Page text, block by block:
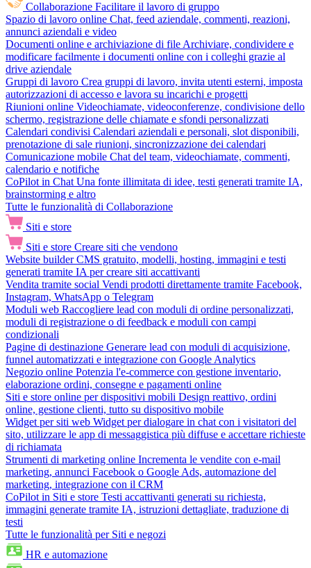
Collaborazione Facilitare il lavoro di gruppo
Spazio di lavoro online Chat, feed aziendale, commenti, reazioni,
annunci aziendali e video
Documenti online e archiviazione di file Archiviare, condividere e
modificare facilmente i documenti online con i colleghi grazie al
drive aziendale
Gruppi di lavoro Crea gruppi di lavoro, invita utenti esterni, imposta
autorizzazioni di accesso e lavora su incarichi e progetti
Riunioni online Videochiamate, videoconferenze, condivisione dello
schermo, registrazione delle chiamate e sfondi personalizzati
Calendari condivisi Calendari aziendali e personali, slot disponibili,
prenotazione di sale riunioni, sincronizzazione dei calendari
Comunicazione mobile Chat del team, videochiamate, commenti,
calendario e notifiche
CoPilot in Chat Una fonte illimitata di idee, testi generati tramite IA,
brainstorming e altro
Tutte le funzionalità di Collaborazione
Siti e store
Siti e store Creare siti che vendono
Website builder CMS gratuito, modelli, hosting, immagini e testi
generati tramite IA per creare siti accattivanti
Vendita tramite social Vendi prodotti direttamente tramite Facebook,
Instagram, WhatsApp o Telegram
Moduli web Raccogliere lead con moduli di ordine personalizzati,
moduli di registrazione o di feedback e moduli con campi
condizionali
Pagine di destinazione Generare lead con moduli di acquisizione,
funnel automatizzati e integrazione con Google Analytics
Negozio online Potenzia l'e-commerce con gestione inventario,
elaborazione ordini, consegne e pagamenti online
Siti e store online per dispositivi mobili Design reattivo, ordini
online, gestione clienti, tutto su dispositivo mobile
Widget per siti web Widget per dialogare in chat con i visitatori del
sito, utilizzare le app di messaggistica più diffuse e accettare richieste
di richiamata
Strumenti di marketing online Incrementa le vendite con e-mail
marketing, annunci Facebook o Google Ads, automazione del
marketing, integrazione con il CRM
CoPilot in Siti e store Testi accattivanti generati su richiesta,
immagini generate tramite IA, istruzioni dettagliate, traduzione di
testi
Tutte le funzionalità per Siti e negozi
HR e automazione